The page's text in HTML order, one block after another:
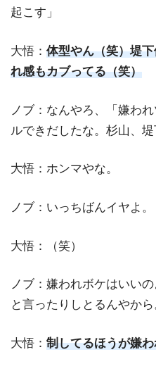
起こす」
大悟： 体型やん（笑）堤
れ感もカブってる（笑）
ノブ：なんやろ、「嫌わ
ルできだしたな。杉山、堤
大悟：ホンマやな。
ノブ：いっちばんイヤよ。
大悟：（笑）
ノブ：嫌われボケはいい
と言ったりしとるんやか
大悟： 制してるほうが嫌